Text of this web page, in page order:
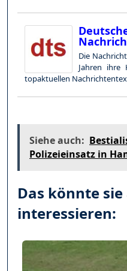
Die
Jahren
topaktuellen
Siehe auch:
Polizeieinsatz in
Das könnte sie
interessieren: